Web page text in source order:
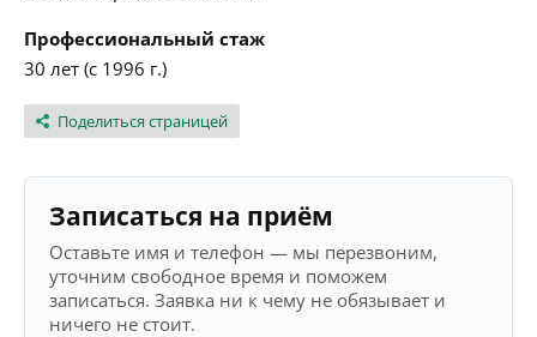
Профессиональный стаж
30 лет (с 1996 г.)
Поделиться страницей
Записаться на приём
Оставьте имя и телефон — мы перезвоним,
уточним свободное время и поможем
записаться. Заявка ни к чему не обязывает и
ничего не стоит.